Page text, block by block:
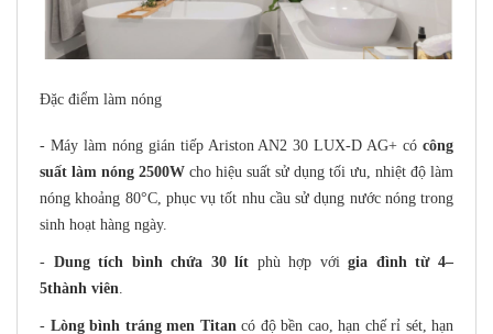
Đặc điểm làm nóng
- Máy làm nóng gián tiếp Ariston AN2 30 LUX-D AG+ có công
suất làm nóng 2500W cho hiệu suất sử dụng tối ưu, nhiệt độ làm
nóng khoảng 80°C, phục vụ tốt nhu cầu sử dụng nước nóng trong
sinh hoạt hàng ngày.
- Dung tích bình chứa 30 lít phù hợp vớigia đình từ 4–
5thành viên.
- Lòng bình tráng men Titan có độ bền cao, hạn chế rỉ sét, hạn